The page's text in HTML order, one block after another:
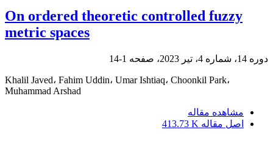
On ordered theoretic controlled fuzzy
metric spaces
دوره 14، شماره 4، تیر 2023، صفحه 1-14
Khalil Javed، Fahim Uddin، Umar Ishtiaq، Choonkil Park،
Muhammad Arshad
مشاهده مقاله
اصل مقاله 413.73 K